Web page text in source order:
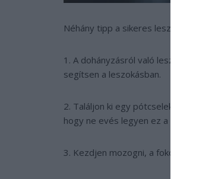
Néhány tipp a sikeres leszokáshoz:
1. A dohányzásról való leszokás
segítsen a leszokásban.
2. Találjon ki egy pótcselekvést
hogy ne evés legyen ez a
3. Kezdjen mozogni, a fokozatos